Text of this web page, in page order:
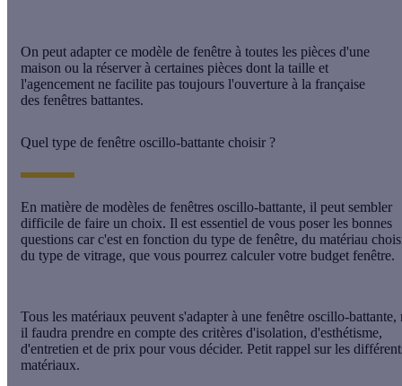
On peut adapter ce modèle de fenêtre à toutes les pièces d'une
maison ou la réserver à certaines pièces dont la taille et
l'agencement ne facilite pas toujours l'ouverture à la française
des fenêtres battantes.
Quel type de fenêtre oscillo-battante choisir ?
En matière de modèles de fenêtres oscillo-battante, il peut sembler
difficile de faire un choix. Il est essentiel de vous poser les bonnes
questions car c'est en fonction du type de fenêtre, du matériau
du type de vitrage, que vous pourrez calculer votre budget fenêtre.
Tous les matériaux peuvent s'adapter à une fenêtre oscillo-battante,
il faudra prendre en compte des critères d'isolation, d'esthétisme,
d'entretien et de prix pour vous décider. Petit rappel sur les
matériaux.